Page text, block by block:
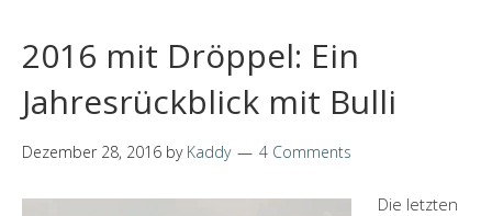
2016 mit Dröppel: Ein
Jahresrückblick mit Bulli
Dezember 28, 2016 by Kaddy 4 Comments
Die letzten